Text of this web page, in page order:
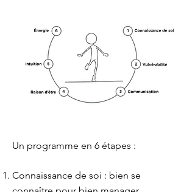
Un programme en 6 étapes :
Connaissance de soi : bien se